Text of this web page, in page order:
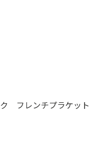
フレンチプラケット